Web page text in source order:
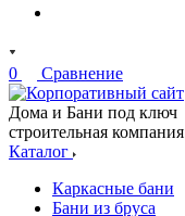
0 Сравнение
Дома и Бани под ключ
строительная компания
Каталог
Каркасные бани
Бани из бруса